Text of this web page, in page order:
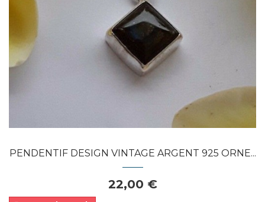
APERÇU RAPIDE
PENDENTIF DESIGN VINTAGE ARGENT 925 ORNE...
22,00 €